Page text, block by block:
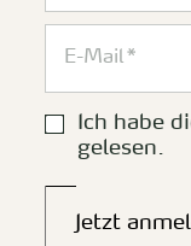
Ich habe
gelesen.
Jetzt